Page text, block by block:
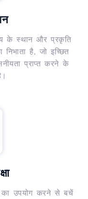
के स्थान और प्रकृति
है, जो इच्छित
प्राप्त करने के
का उपयोग करने से बचें